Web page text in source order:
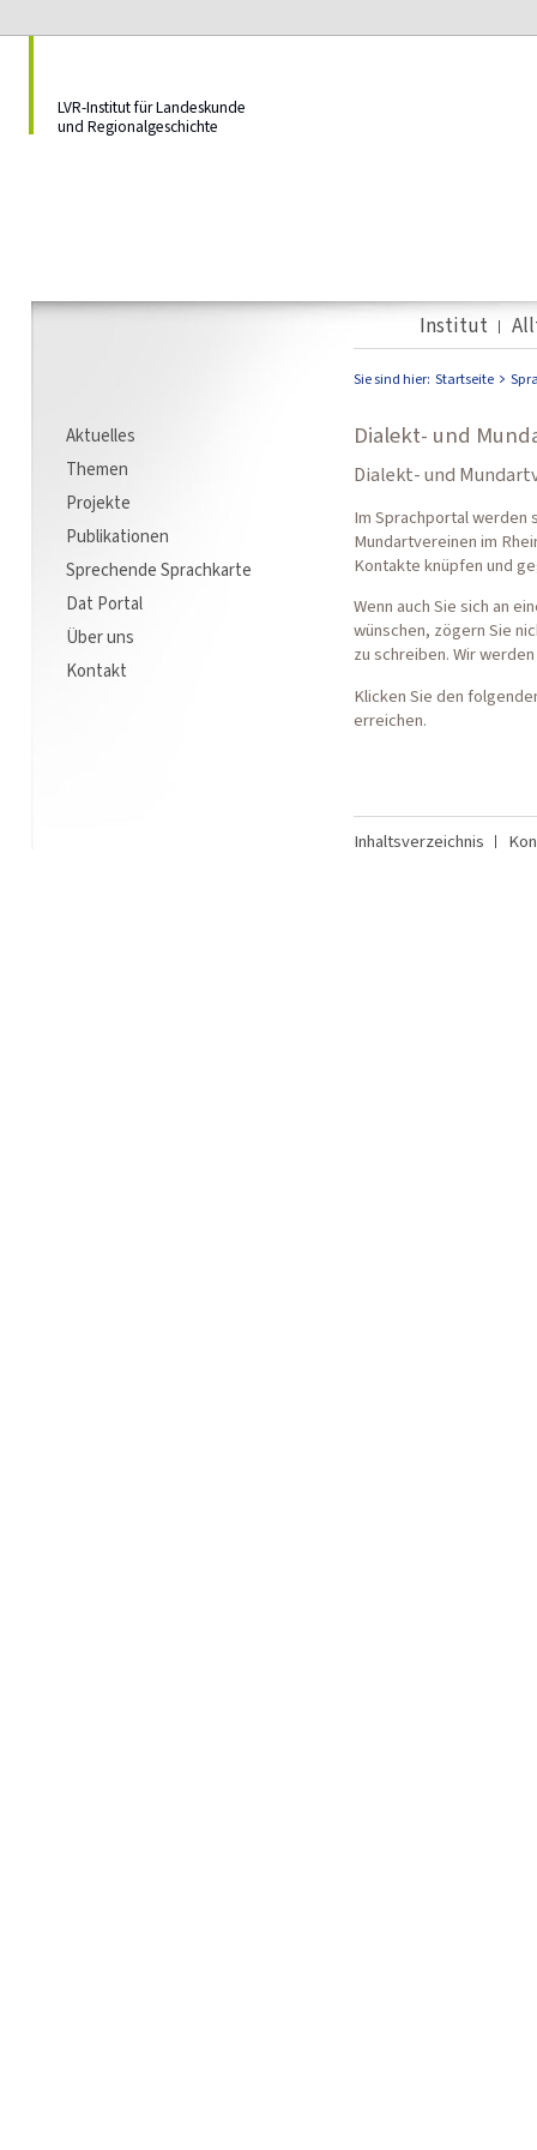
LVR-Institut für Landeskunde
und Regionalgeschichte
Institut
Aktuelles
Themen
Projekte
Publikationen
Sprechende Sprachkarte
Dat Portal
Über uns
Kontakt
Sie sind hier: Startseite
Dialekt- und
Dialekt- und
Im Sprachportal werden
Mundartvereinen im
Kontakte knüpfen und
Wenn auch Sie sich an
wünschen, zögern Sie
zu schreiben. Wir
Klicken Sie den
erreichen.
Inhaltsverzeichnis